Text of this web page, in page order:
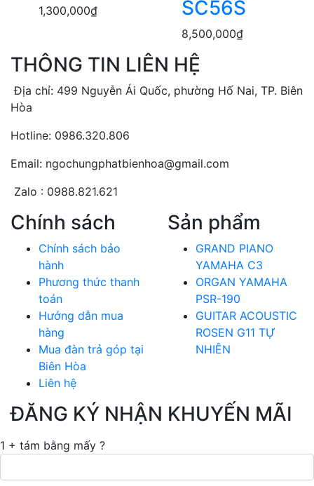
1,300,000₫
SC56S
8,500,000₫
THÔNG TIN LIÊN HỆ
Địa chỉ: 499 Nguyễn Ái Quốc, phường Hố Nai, TP. Biên
Hòa
Hotline: 0986.320.806
Email: ngochungphatbienhoa@gmail.com
Zalo : 0988.821.621
Chính sách
Chính sách bảo
hành
Phương thức thanh
toán
Hướng dẫn mua
hàng
Mua đàn trả góp tại
Biên Hòa
Liên hệ
Sản phẩm
GRAND PIANO
YAMAHA C3
ORGAN YAMAHA
PSR-190
GUITAR ACOUSTIC
ROSEN G11 TỰ
NHIÊN
ĐĂNG KÝ NHẬN KHUYẾN MÃI
1 + tám bằng mấy ?